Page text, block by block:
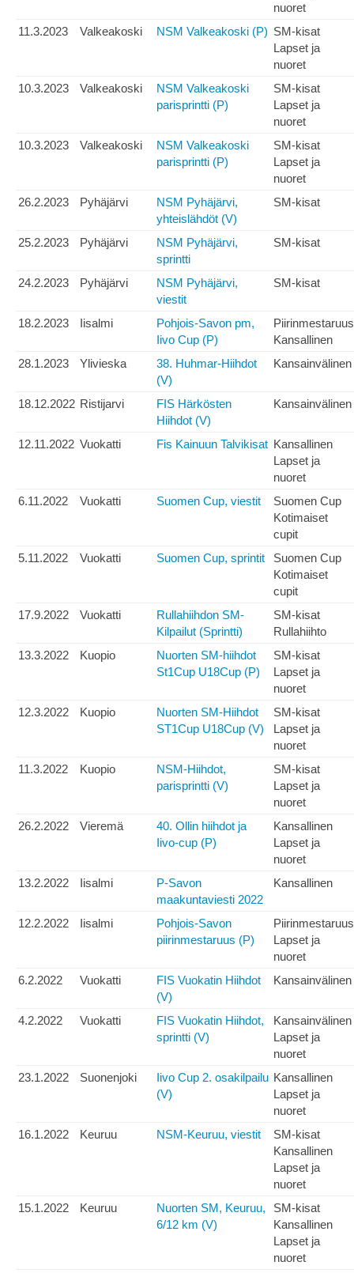
nuoret
11.3.2023
Valkeakoski NSM Valkeakoski (P) SM-kisat
Lapset ja
nuoret
10.3.2023
Valkeakoski
NSM Valkeakoski
parisprintti (P)
SM-kisat
Lapset ja
nuoret
10.3.2023
Valkeakoski
NSM Valkeakoski
parisprintti (P)
SM-kisat
Lapset ja
nuoret
26.2.2023
Pyhäjärvi
NSM Pyhäjärvi,
yhteislähdöt (V)
SM-kisat
25.2.2023 Pyhäjärvi
NSM Pyhäjärvi,
sprintti
SM-kisat
24.2.2023 Pyhäjärvi
NSM Pyhäjärvi,
viestit
SM-kisat
18.2.2023 Iisalmi
Pohjois-Savon pm,
Iivo Cup (P)
Piirinmestaruus
Kansallinen
28.1.2023
Ylivieska
38. Huhmar-Hiihdot
(V)
Kansainvälinen
18.12.2022 Ristijarvi
FIS Härkösten
Hiihdot (V)
Kansainvälinen
12.11.2022 Vuokatti Fis Kainuun Talvikisat Kansallinen
Lapset ja
nuoret
6.11.2022
Vuokatti Suomen Cup, viestit
Suomen Cup
Kotimaiset
cupit
5.11.2022
Vuokatti Suomen Cup, sprintit
Suomen Cup
Kotimaiset
cupit
17.9.2022
Vuokatti
Rullahiihdon SM-
Kilpailut (Sprintti)
SM-kisat
Rullahiihto
13.3.2022
Kuopio
Nuorten SM-hiihdot
St1Cup U18Cup (P)
SM-kisat
Lapset ja
nuoret
12.3.2022
Kuopio
Nuorten SM-Hiihdot
ST1Cup U18Cup (V)
SM-kisat
Lapset ja
nuoret
11.3.2022
Kuopio
NSM-Hiihdot,
parisprintti (V)
SM-kisat
Lapset ja
nuoret
26.2.2022
Vieremä
40. Ollin hiihdot ja
Iivo-cup (P)
Kansallinen
Lapset ja
nuoret
13.2.2022
Iisalmi
P-Savon
maakuntaviesti 2022
Kansallinen
12.2.2022 Iisalmi
Pohjois-Savon
piirinmestaruus (P)
Piirinmestaruus
Lapset ja
nuoret
6.2.2022
Vuokatti
FIS Vuokatin Hiihdot
(V)
Kansainvälinen
4.2.2022 Vuokatti
FIS Vuokatin Hiihdot,
sprintti (V)
Kansainvälinen
Lapset ja
nuoret
23.1.2022
Suonenjoki
Iivo Cup 2. osakilpailu
(V)
Kansallinen
Lapset ja
nuoret
16.1.2022
Keuruu NSM-Keuruu, viestit
SM-kisat
Kansallinen
Lapset ja
nuoret
15.1.2022
Keuruu
Nuorten SM, Keuruu,
6/12 km (V)
SM-kisat
Kansallinen
Lapset ja
nuoret